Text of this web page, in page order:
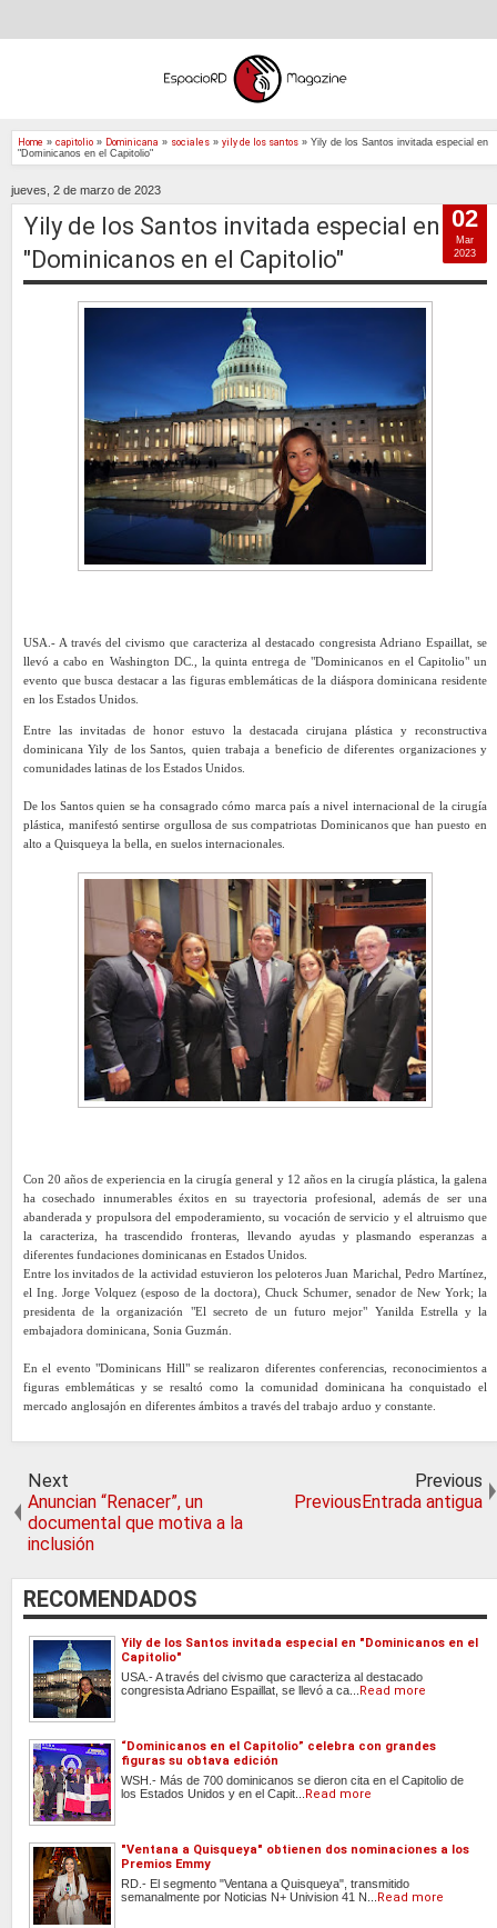
Home » capitolio » Dominicana » sociales » yily de los santos » Yily de los Santos invitada especial en
"Dominicanos en el Capitolio"
jueves, 2 de marzo de 2023
Yily de los Santos invitada especial en
"Dominicanos en el Capitolio"
USA.- A través del civismo que caracteriza al destacado congresista Adriano Espaillat, se
llevó a cabo en Washington DC., la quinta entrega de "Dominicanos en el Capitolio" un
evento que busca destacar a las figuras emblemáticas de la diáspora dominicana residente
en los Estados Unidos.
Entre las invitadas de honor estuvo la destacada cirujana plástica y reconstructiva
dominicana Yily de los Santos, quien trabaja a beneficio de diferentes organizaciones y
comunidades latinas de los Estados Unidos.
De los Santos quien se ha consagrado cómo marca país a nivel internacional de la cirugía
plástica, manifestó sentirse orgullosa de sus compatriotas Dominicanos que han puesto en
alto a Quisqueya la bella, en suelos internacionales.
Con 20 años de experiencia en la cirugía general y 12 años en la cirugía plástica, la galena
ha cosechado innumerables éxitos en su trayectoria profesional, además de ser una
abanderada y propulsora del empoderamiento, su vocación de servicio y el altruismo que
la caracteriza, ha trascendido fronteras, llevando ayudas y plasmando esperanzas a
diferentes fundaciones dominicanas en Estados Unidos.
Entre los invitados de la actividad estuvieron los peloteros Juan Marichal, Pedro Martínez,
el Ing. Jorge Volquez (esposo de la doctora), Chuck Schumer, senador de New York; la
presidenta de la organización "El secreto de un futuro mejor" Yanilda Estrella y la
embajadora dominicana, Sonia Guzmán.
En el evento "Dominicans Hill" se realizaron diferentes conferencias, reconocimientos a
figuras emblemáticas y se resaltó como la comunidad dominicana ha conquistado el
mercado anglosajón en diferentes ámbitos a través del trabajo arduo y constante.
02
Mar
2023
Next
Anuncian “Renacer”, un
documental que motiva a la
inclusión
Previous
PreviousEntrada antigua
RECOMENDADOS
Yily de los Santos invitada especial en "Dominicanos en el
Capitolio"
USA.- A través del civismo que caracteriza al destacado
congresista Adriano Espaillat, se llevó a ca...
Read more
“Dominicanos en el Capitolio” celebra con grandes
figuras su obtava edición
WSH.- Más de 700 dominicanos se dieron cita en el Capitolio de
los Estados Unidos y en el Capit...
Read more
"Ventana a Quisqueya" obtienen dos nominaciones a los
Premios Emmy
RD.- El segmento "Ventana a Quisqueya", transmitido
semanalmente por Noticias N+ Univision 41 N...
Read more